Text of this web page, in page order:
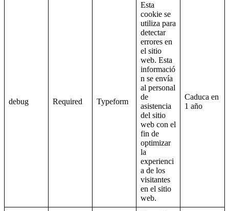
debug Required Typeform
Esta
cookie se
utiliza para
detectar
errores en
el sitio
web. Esta
informació
n se envía
al personal
de
asistencia
del sitio
web con el
fin de
optimizar
la
experienci
a de los
visitantes
en el sitio
web.
Caduca en
1 año